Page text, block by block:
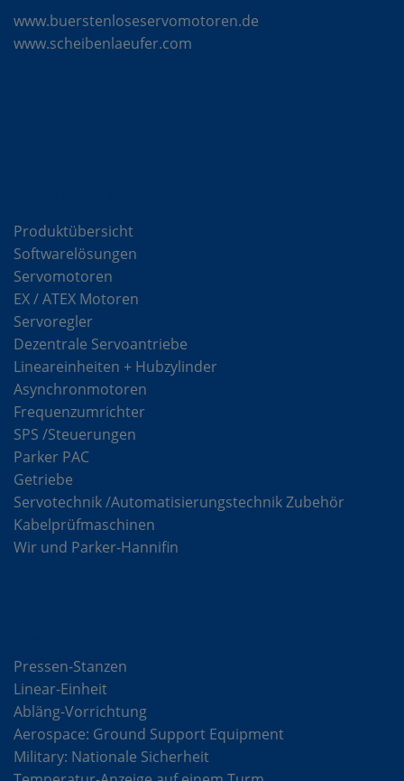
www.buerstenloseservomotoren.de
www.scheibenlaeufer.com
Produktübersicht
Softwarelösungen
Servomotoren
EX / ATEX Motoren
Servoregler
Dezentrale Servoantriebe
Lineareinheiten + Hubzylinder
Asynchronmotoren
Frequenzumrichter
SPS /Steuerungen
Parker PAC
Getriebe
Servotechnik /Automatisierungstechnik Zubehör
Kabelprüfmaschinen
Wir und Parker-Hannifin
Pressen-Stanzen
Linear-Einheit
Abläng-Vorrichtung
Aerospace: Ground Support Equipment
Military: Nationale Sicherheit